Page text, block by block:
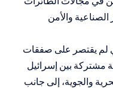
الصناعية والأمن
لم يقتصر على صفقات
مشتركة بين إسرائيل
والجوية، إلى جانب